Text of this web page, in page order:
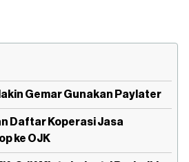
Gemar Gunakan Paylater
Daftar Koperasi Jasa
ke OJK